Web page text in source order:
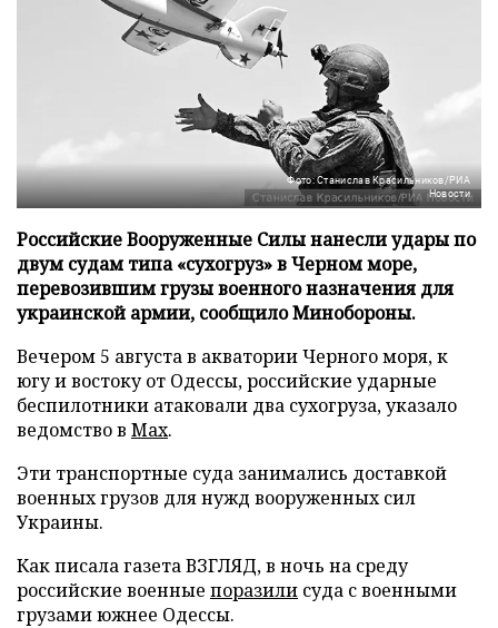
Фото: Станислав Красильников/РИА
Новости
Российские Вооруженные Силы нанесли удары по
двум судам типа «сухогруз» в Черном море,
перевозившим грузы военного назначения для
украинской армии, сообщило Минобороны.
Вечером 5 августа в акватории Черного моря, к
югу и востоку от Одессы, российские ударные
беспилотники атаковали два сухогруза, указало
ведомство в Max.
Эти транспортные суда занимались доставкой
военных грузов для нужд вооруженных сил
Украины.
Как писала газета ВЗГЛЯД, в ночь на среду
российские военные поразили суда с военными
грузами южнее Одессы.